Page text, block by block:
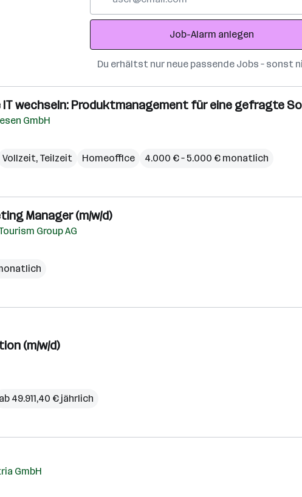
Adresse
Job-Alarm anlegen
Du erhältst nur neue passende Jobs – sonst
IT wechseln: Produktmanagement für eine gefragte
GmbH
Vollzeit, Teilzeit Homeoffice 4.000 € – 5.000 € monatlich
Manager (m/w/d)
Group AG
(m/w/d)
ab 49.911,40 € jährlich
GmbH